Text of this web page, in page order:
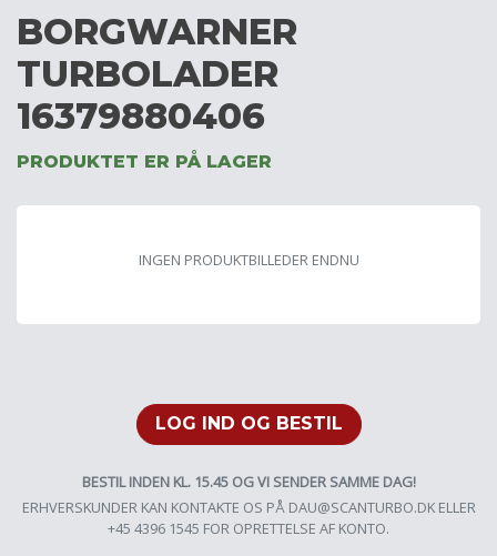
BORGWARNER
TURBOLADER
16379880406
PRODUKTET ER PÅ LAGER
INGEN PRODUKTBILLEDER ENDNU
LOG IND OG BESTIL
BESTIL INDEN KL. 15.45 OG VI SENDER SAMME DAG!
ERHVERSKUNDER KAN KONTAKTE OS PÅ DAU@SCANTURBO.DKELLER
+45 4396 1545 FOR OPRETTELSE AF KONTO.